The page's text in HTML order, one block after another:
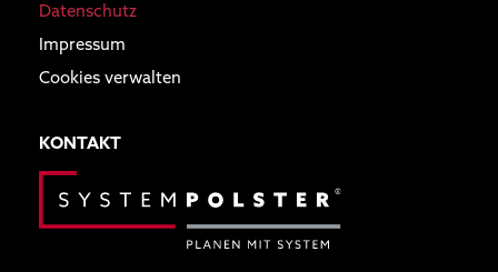
Datenschutz
Impressum
Cookies verwalten
KONTAKT